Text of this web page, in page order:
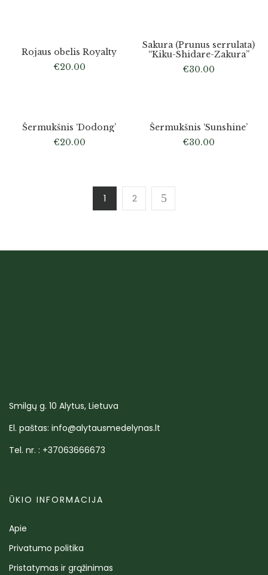
Rojaus obelis Royalty
€20.00
Sakura (Prunus serrulata)
“Kiku-Shidare-Zakura”
€30.00
Šermukšnis ‘Dodong’
€20.00
Šermukšnis ‘Sunshine’
€30.00
1 2
Smilgų g. 10 Alytus, Lietuva
El. paštas: info@alytausmedelynas.lt
Tel. nr. : +37063666673
ŪKIO INFORMACIJA
Apie
Privatumo politika
Pristatymas ir grąžinimas